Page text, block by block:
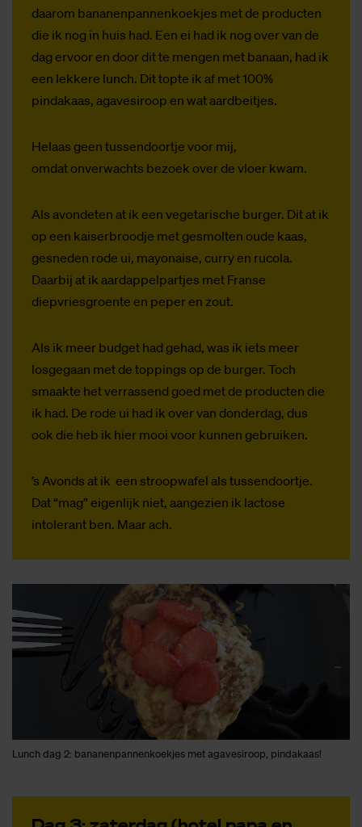
daarom bananenpannenkoekjes met de producten
die ik nog in huis had. Een ei had ik nog over van de
dag ervoor en door dit te mengen met banaan, had ik
een lekkere lunch. Dit topte ik af met 100%
pindakaas, agavesiroop en wat aardbeitjes.
Helaas geen tussendoortje voor mij,
omdat onverwachts bezoek over de vloer kwam.
Als avondeten at ik een vegetarische burger. Dit at ik
op een kaiserbroodje met gesmolten oude kaas,
gesneden rode ui, mayonaise, curry en rucola.
Daarbij at ik aardappelpartjes met Franse
diepvriesgroente en peper en zout.
Als ik meer budget had gehad, was ik iets meer
losgegaan met de toppings op de burger. Toch
smaakte het verrassend goed met de producten die
ik had. De rode ui had ik over van donderdag, dus
ook die heb ik hier mooi voor kunnen gebruiken.
’s Avonds at ik een stroopwafel als tussendoortje.
Dat “mag” eigenlijk niet, aangezien ik lactose
intolerant ben. Maar ach.
Lunch dag 2: bananenpannenkoekjes met agavesiroop, pindakaas!